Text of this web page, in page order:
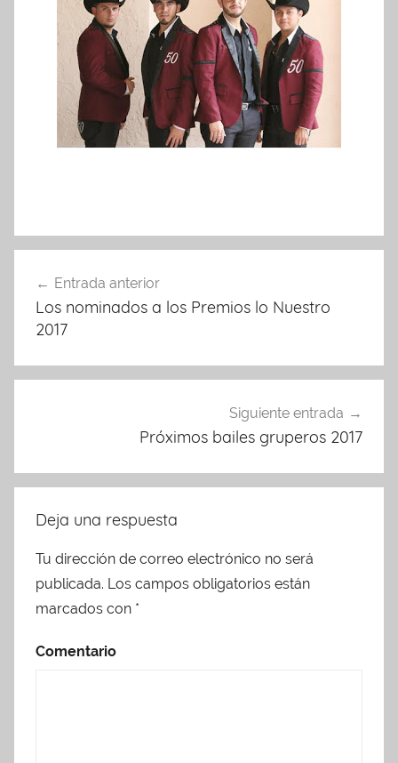
de
entradas
Entrada anterior
Los nominados a los Premios lo Nuestro
2017
Siguiente entrada
Próximos bailes gruperos 2017
Deja una respuesta
Tu dirección de correo electrónico no será
publicada. Los campos obligatorios están
marcados con *
Comentario